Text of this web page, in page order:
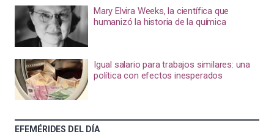
Mary Elvira Weeks, la científica que
humanizó la historia de la química
Igual salario para trabajos similares: una
política con efectos inesperados
EFEMÉRIDES DEL DÍA